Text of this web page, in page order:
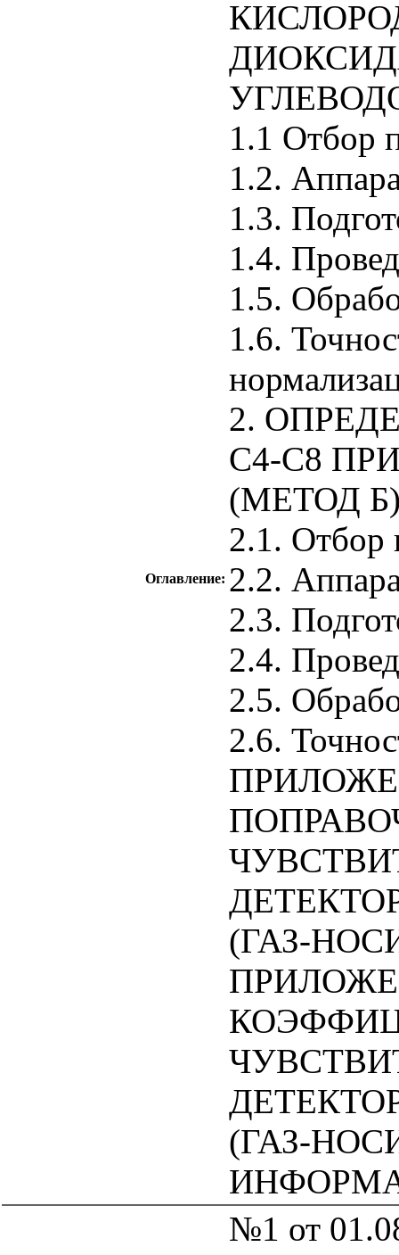
Оглавление:
1.1 Отбор
1.2.
1.3.
1.4.
1.5.
1.6.
2.
С4-С8
(МЕТОД
2.1. Отбор
2.2.
2.3.
2.4.
2.5.
2.6.
(ГАЗ-
(ГАЗ-
№1 от